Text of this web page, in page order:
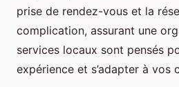
prise de rendez-vous et la
complication, assurant une
services locaux sont pensés
expérience et s’adapter à vos